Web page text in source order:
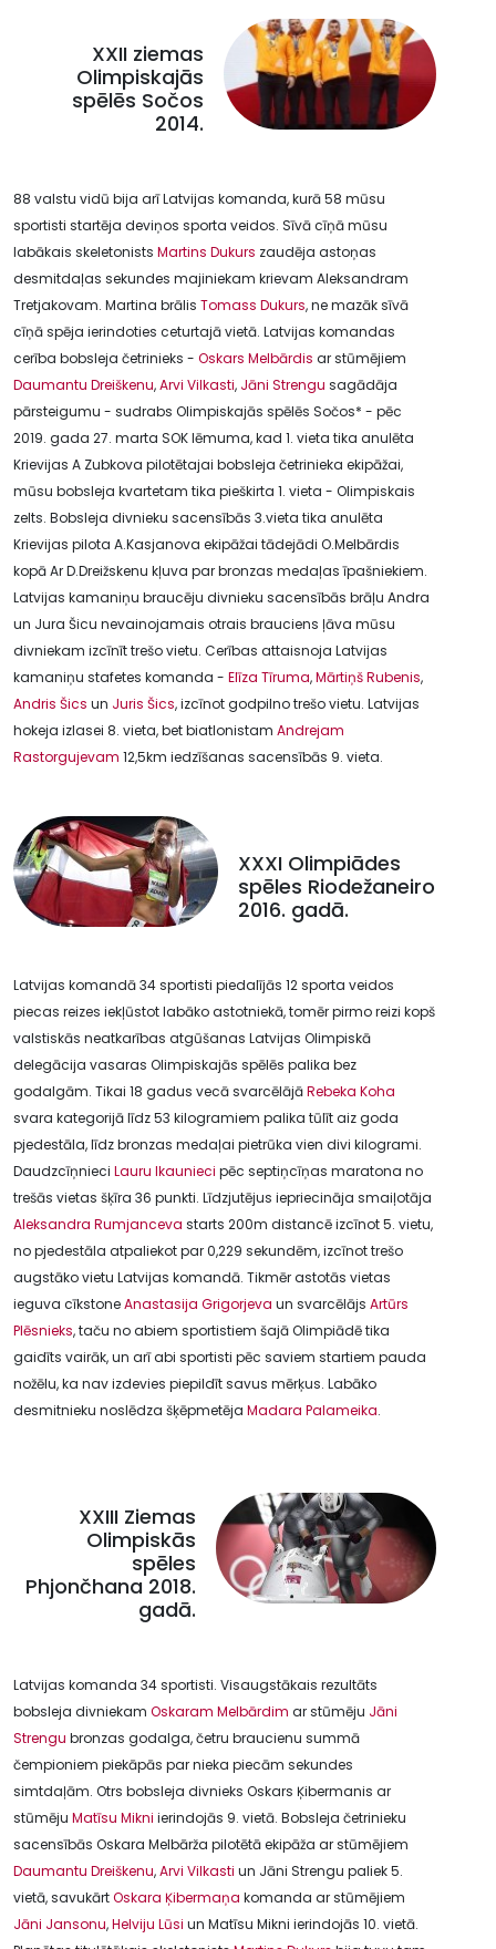
XXII ziemas
Olimpiskajās
spēlēs Sočos
2014.
88 valstu vidū bija arī Latvijas komanda, kurā 58 mūsu
sportisti startēja deviņos sporta veidos. Sīvā cīņā mūsu
labākais skeletonists Martins Dukurs zaudēja astoņas
desmitdaļas sekundes majiniekam krievam Aleksandram
Tretjakovam. Martina brālis Tomass Dukurs, ne mazāk sīvā
cīņā spēja ierindoties ceturtajā vietā. Latvijas komandas
cerība bobsleja četrinieks - Oskars Melbārdis ar stūmējiem
Daumantu Dreiškenu,Arvi Vilkasti, Jāni Strengu sagādāja
pārsteigumu - sudrabs Olimpiskajās spēlēs Sočos* - pēc
2019. gada 27. marta SOK lēmuma, kad 1. vieta tika anulēta
Krievijas A Zubkova pilotētajai bobsleja četrinieka ekipāžai,
mūsu bobsleja kvartetam tika pieškirta 1. vieta - Olimpiskais
zelts. Bobsleja divnieku sacensībās 3.vieta tika anulēta
Krievijas pilota A.Kasjanova ekipāžai tādejādi O.Melbārdis
kopā Ar D.Dreižskenu kļuva par bronzas medaļas īpašniekiem.
Latvijas kamaniņu braucēju divnieku sacensībās brāļu Andra
un Jura Šicu nevainojamais otrais brauciens ļāva mūsu
divniekam izcīnīt trešo vietu. Cerības attaisnoja Latvijas
kamaniņu stafetes komanda - Elīza Tīruma,Mārtiņš Rubenis,
Andris Šics un Juris Šics, izcīnot godpilno trešo vietu. Latvijas
hokeja izlasei 8. vieta, bet biatlonistam Andrejam
Rastorgujevam 12,5km iedzīšanas sacensībās 9. vieta.
XXXI Olimpiādes
spēles Riodežaneiro
2016. gadā.
Latvijas komandā 34 sportisti piedalījās 12 sporta veidos
piecas reizes iekļūstot labāko astotniekā, tomēr pirmo reizi kopš
valstiskās neatkarības atgūšanas Latvijas Olimpiskā
delegācija vasaras Olimpiskajās spēlēs palika bez
godalgām. Tikai 18 gadus vecā svarcēlājāRebeka Koha
svara kategorijā līdz 53 kilogramiem palika tūlīt aiz goda
pjedestāla, līdz bronzas medaļai pietrūka vien divi kilogrami.
Daudzcīņnieci Lauru Ikaunieci pēc septiņcīņas maratona no
trešās vietas šķīra 36 punkti. Līdzjutējus iepriecināja smaiļotāja
Aleksandra Rumjanceva starts 200m distancē izcīnot 5. vietu,
no pjedestāla atpaliekot par 0,229 sekundēm, izcīnot trešo
augstāko vietu Latvijas komandā. Tikmēr astotās vietas
ieguva cīkstoneAnastasija Grigorjeva un svarcēlājs Artūrs
Plēsnieks, taču no abiem sportistiem šajā Olimpiādē tika
gaidīts vairāk, un arī abi sportisti pēc saviem startiem pauda
nožēlu, ka nav izdevies piepildīt savus mērķus. Labāko
desmitnieku noslēdza šķēpmetēja Madara Palameika.
XXIII Ziemas
Olimpiskās
spēles
Phjončhana 2018.
gadā.
Latvijas komanda 34 sportisti. Visaugstākais rezultāts
bobsleja divniekam Oskaram Melbārdim ar stūmēju Jāni
Strengu bronzas godalga, četru braucienu summā
čempioniem piekāpās par nieka piecām sekundes
simtdaļām. Otrs bobsleja divnieks Oskars Ķibermanis ar
stūmēju Matīsu Mikni ierindojās 9. vietā. Bobsleja četrinieku
sacensībās Oskara Melbārža pilotētā ekipāža ar stūmējiem
Daumantu Dreiškenu,Arvi Vilkasti un Jāni Strengu paliek 5.
vietā, savukārtOskara Ķibermaņa komanda ar stūmējiem
Jāni Jansonu,Helviju Lūsi un Matīsu Mikni ierindojās 10. vietā.